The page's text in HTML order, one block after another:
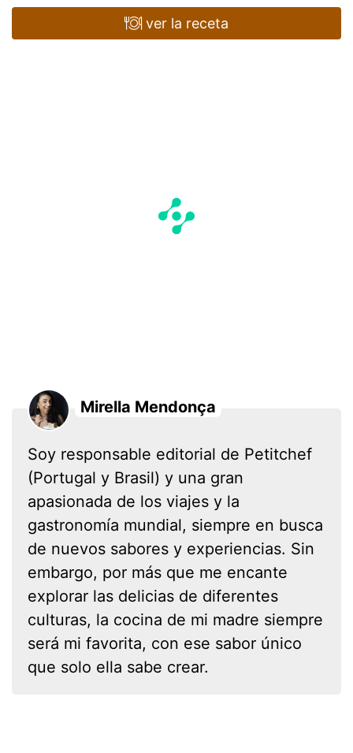
ver la receta
Mirella Mendonça
Soy responsable editorial de Petitchef
(Portugal y Brasil) y una gran
apasionada de los viajes y la
gastronomía mundial, siempre en busca
de nuevos sabores y experiencias. Sin
embargo, por más que me encante
explorar las delicias de diferentes
culturas, la cocina de mi madre siempre
será mi favorita, con ese sabor único
que solo ella sabe crear.